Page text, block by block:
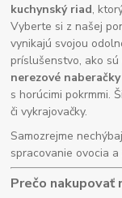
kuchynský riad,
Vyberte si z našej
vynikajú svojou
príslušenstvo, ako sú
nerezové naberačky
s horúcimi pokrmmi.
či vykrajovačky.
Samozrejme
spracovanie ovocia
Prečo nakupovať